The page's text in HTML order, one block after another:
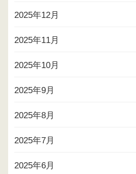
2025年12月
2025年11月
2025年10月
2025年9月
2025年8月
2025年7月
2025年6月